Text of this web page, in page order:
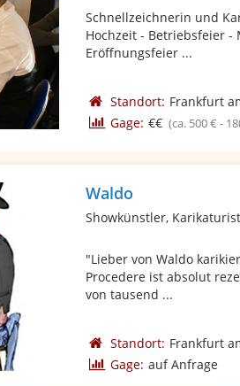
Schnellzeichnerin und
Hochzeit - Betriebsfeier -
Eröffnungsfeier ...
Standort: Frankfurt
Gage: €€ (ca. 500 € -
Waldo
Showkünstler, Karikaturist
"Lieber von Waldo
Procedere ist absolut
von tausend ...
Standort: Frankfurt
Gage: auf Anfrage